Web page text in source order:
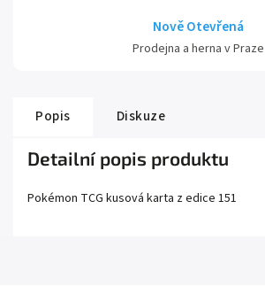
Nově Otevřená
Prodejna a herna v Praze
Popis Diskuze
Detailní popis produktu
Pokémon TCG kusová karta z edice 151